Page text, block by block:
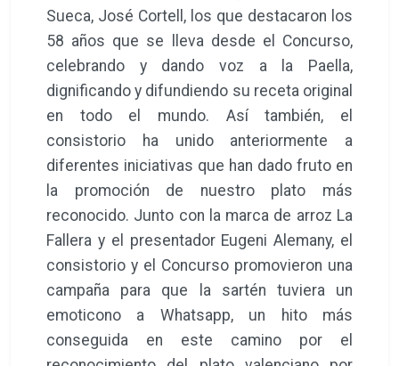
Sueca, José Cortell, los que destacaron los
58 años que se lleva desde el Concurso,
celebrando y dando voz a la Paella,
dignificando y difundiendo su receta original
en todo el mundo. Así también, el
consistorio ha unido anteriormente a
diferentes iniciativas que han dado fruto en
la promoción de nuestro plato más
reconocido. Junto con la marca de arroz La
Fallera y el presentador Eugeni Alemany, el
consistorio y el Concurso promovieron una
campaña para que la sartén tuviera un
emoticono a Whatsapp, un hito más
conseguida en este camino por el